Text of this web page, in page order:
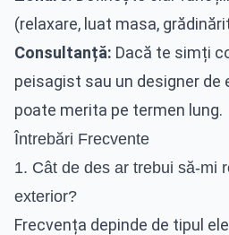
(relaxare, luat masa,
Consultanță: Dacă te simți
peisagist sau un designer de
poate merita pe termen lung.
Întrebări Frecvente
1. Cât de des ar trebui să-mi
exterior?
Frecvența depinde de tipul